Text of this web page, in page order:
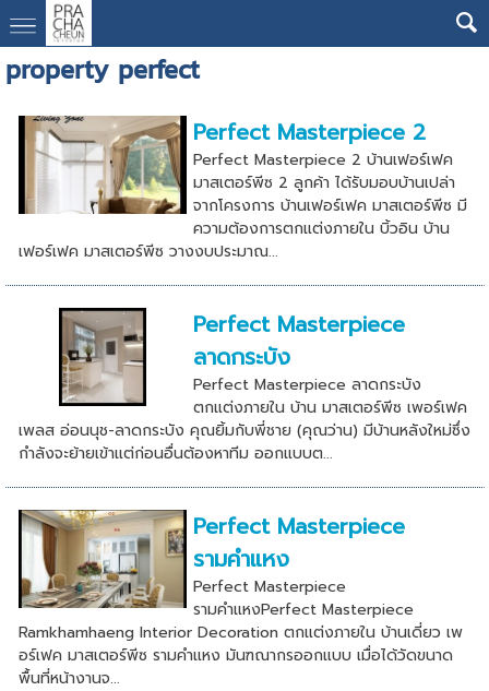
property perfect
Perfect Masterpiece 2
Perfect Masterpiece 2 บ้านเฟอร์เฟค
มาสเตอร์พีซ 2 ลูกค้า ได้รับมอบบ้านเปล่า
จากโครงการ บ้านเฟอร์เฟค มาสเตอร์พีซ มี
ความต้องการตกแต่งภายใน บิ้วอิน บ้าน
เฟอร์เฟค มาสเตอร์พีซ วางงบประมาณ...
Perfect Masterpiece
ลาดกระบัง
Perfect Masterpiece ลาดกระบัง
ตกแต่งภายใน บ้าน มาสเตอร์พีซ เพอร์เฟค
เพลส อ่อนนุช-ลาดกระบัง คุณยิ้มกับพี่ชาย (คุณว่าน) มีบ้านหลังใหม่ซึ่ง
กำลังจะย้ายเข้าแต่ก่อนอื่นต้องหาทีม ออกแบบต...
Perfect Masterpiece
รามคำแหง
Perfect Masterpiece
รามคำแหงPerfect Masterpiece
Ramkhamhaeng Interior Decoration ตกแต่งภายใน บ้านเดี่ยว เพ
อร์เฟค มาสเตอร์พีซ รามคําแหง มันฑณากรออกแบบ เมื่อได้วัดขนาด
พื้นที่หน้างานจ...